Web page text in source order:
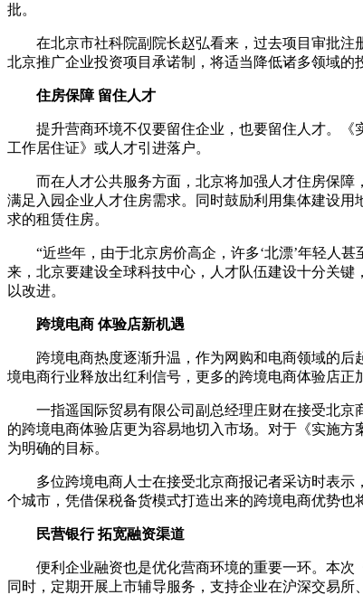
批。
在北京市社科院副院长赵弘看来，过去项目审批注册
北京推广企业投资项目承诺制，将适当降低诸多领域的
住房保障 留住人才
提升营商环境不仅要留住企业，也要留住人才。《
工作居住证》或人才引进落户。
而在人才公共服务方面，北京将加强人才住房保障
满足入园企业人才住房需求。同时鼓励利用集体建设
求的租赁住房。
“近些年，由于北京房价高企，许多‘北漂’年轻人甚
来，北京要建设全球科技中心，人才队伍建设十分关
以改进。
跨境电商 体验店新机遇
跨境电商热度逐渐升温，作为网购和电商领域的后
境电商行业释放出红利信号，更多的跨境电商体验店正
一指遥国际贸易有限公司副总经理庄财在接受北京
的跨境电商体验店更为容易地切入市场。对于《实施
为明确的目标。
多位跨境电商人士在接受北京商报记者采访时表示
个城市，凭借保税备货模式打造出来的跨境电商优势也
民营银行 拓宽融资渠道
便利企业融资也是优化营商环境的重要一环。本次
同时，定期开展上市辅导服务，支持企业在沪深交易所